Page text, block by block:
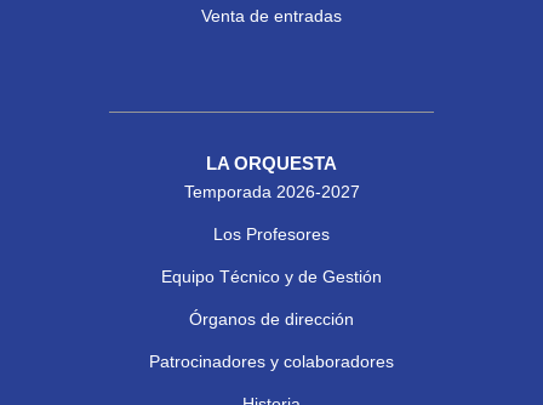
Venta de entradas
LA ORQUESTA
Temporada 2026-2027
Los Profesores
Equipo Técnico y de Gestión
Órganos de dirección
Patrocinadores y colaboradores